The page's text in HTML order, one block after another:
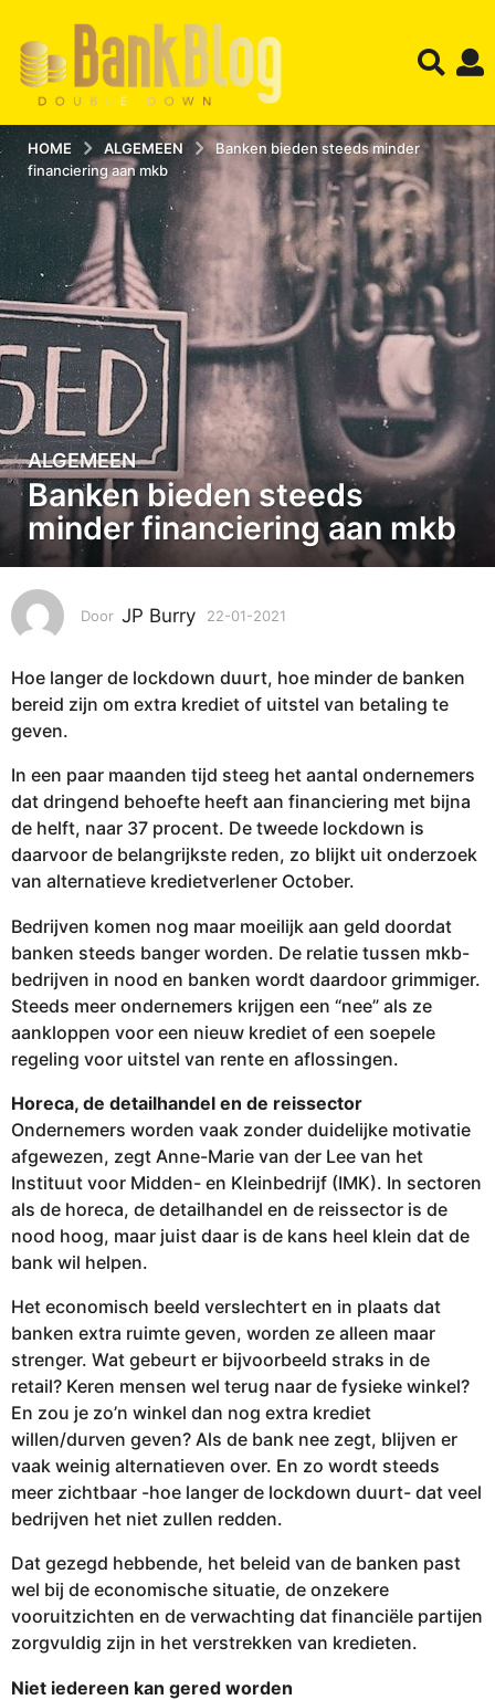
HOME ALGEMEEN
Banken bieden steeds minder
financiering aan mkb
2
2
-
0
1
-
2
2
1
2
-
0
2
-
2
2
1
ALGEMEEN
Banken bieden steeds
minder financiering aan mkb
Door JP Burry 22-01-2021
0
2
2
1
Hoe langer de lockdown duurt, hoe minder de banken
bereid zijn om extra krediet of uitstel van betaling te
geven.
In een paar maanden tijd steeg het aantal ondernemers
dat dringend behoefte heeft aan financiering met bijna
de helft, naar 37 procent. De tweede lockdown is
daarvoor de belangrijkste reden, zo blijkt uit onderzoek
van alternatieve kredietverlener October.
Bedrijven komen nog maar moeilijk aan geld doordat
banken steeds banger worden. De relatie tussen mkb-
bedrijven in nood en banken wordt daardoor grimmiger.
Steeds meer ondernemers krijgen een “nee” als ze
aankloppen voor een nieuw krediet of een soepele
regeling voor uitstel van rente en aflossingen.
Horeca, de detailhandel en de reissector
Ondernemers worden vaak zonder duidelijke motivatie
afgewezen, zegt Anne-Marie van der Lee van het
Instituut voor Midden- en Kleinbedrijf (IMK). In sectoren
als de horeca, de detailhandel en de reissector is de
nood hoog, maar juist daar is de kans heel klein dat de
bank wil helpen.
Het economisch beeld verslechtert en in plaats dat
banken extra ruimte geven, worden ze alleen maar
strenger. Wat gebeurt er bijvoorbeeld straks in de
retail? Keren mensen wel terug naar de fysieke winkel?
En zou je zo’n winkel dan nog extra krediet
willen/durven geven? Als de bank nee zegt, blijven er
vaak weinig alternatieven over. En zo wordt steeds
meer zichtbaar -hoe langer de lockdown duurt- dat veel
bedrijven het niet zullen redden.
Dat gezegd hebbende, het beleid van de banken past
wel bij de economische situatie, de onzekere
vooruitzichten en de verwachting dat financiële partijen
zorgvuldig zijn in het verstrekken van kredieten.
Niet iedereen kan gered worden